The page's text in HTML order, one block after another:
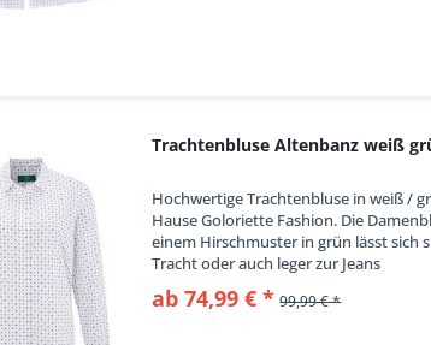
Hochwertige Trachtenbluse in weiß /
Hause Goloriette Fashion. Die
einem Hirschmuster in grün lässt sich
Tracht oder auch leger zur Jeans
kombinieren. Hübsche Knöpfe setzen
Durch die 100%...
ab 74,99 € * 99,99 € *